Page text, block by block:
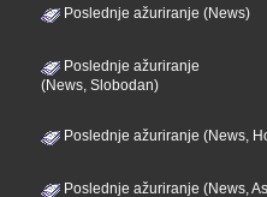
Poslednje ažuriranje (News)
Poslednje ažuriranje
(News, Slobodan)
Poslednje ažuriranje (News,
Poslednje ažuriranje (News,